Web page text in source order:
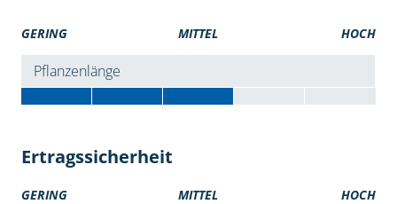
GERING MITTEL HOCH
Pflanzenlänge
Ertragssicherheit
GERING MITTEL HOCH